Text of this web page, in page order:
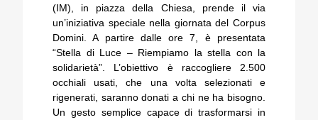
(IM), in piazza della Chiesa, prende il via
un’iniziativa speciale nella giornata del Corpus
Domini. A partire dalle ore 7, è presentata
“Stella di Luce – Riempiamo la stella con la
solidarietà”. L’obiettivo è raccogliere 2.500
occhiali usati, che una volta selezionati e
rigenerati, saranno donati a chi ne ha bisogno.
Un gesto semplice capace di trasformarsi in